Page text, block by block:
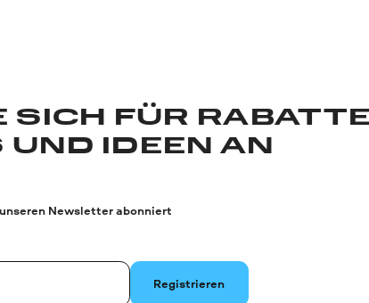
SICH FÜR
UND IDEEN AN
Newsletter abonniert
Registrieren